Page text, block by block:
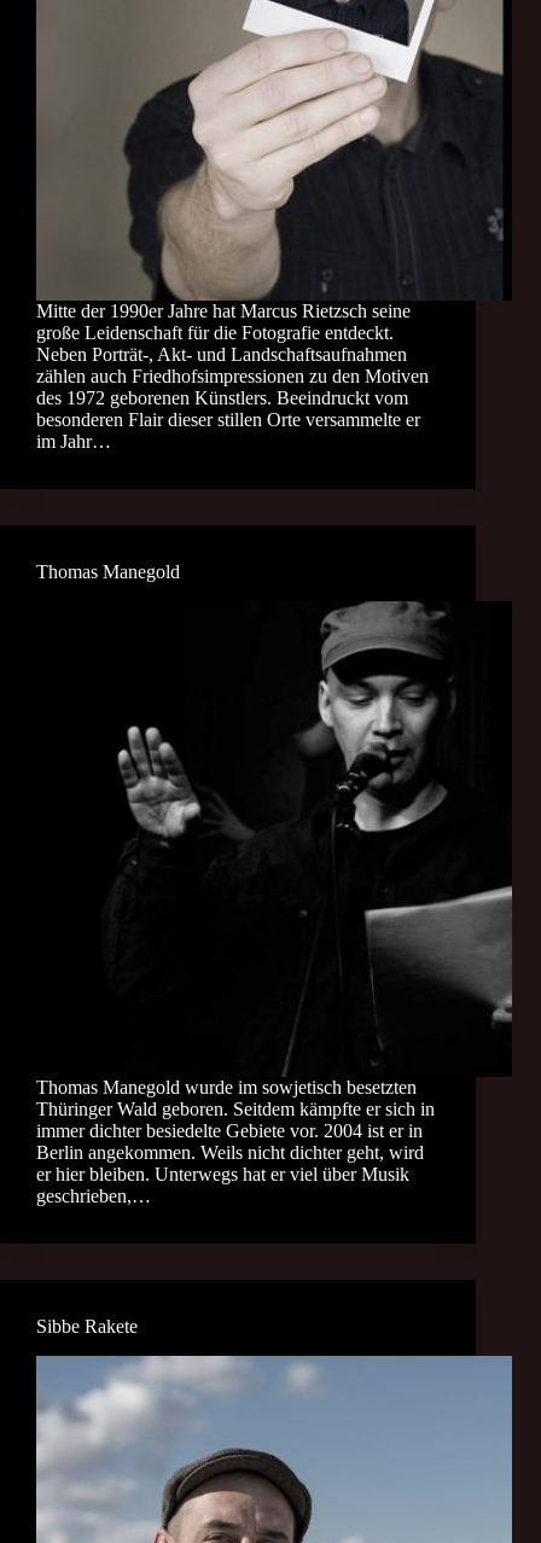
Mitte der 1990er Jahre hat Marcus Rietzsch seine
große Leidenschaft für die Fotografie entdeckt.
Neben Porträt-, Akt- und Landschaftsaufnahmen
zählen auch Friedhofsimpressionen zu den Motiven
des 1972 geborenen Künstlers. Beeindruckt vom
besonderen Flair dieser stillen Orte versammelte er
im Jahr…
Thomas Manegold
Thomas Manegold wurde im sowjetisch besetzten
Thüringer Wald geboren. Seitdem kämpfte er sich in
immer dichter besiedelte Gebiete vor. 2004 ist er in
Berlin angekommen. Weils nicht dichter geht, wird
er hier bleiben. Unterwegs hat er viel über Musik
geschrieben,…
Sibbe Rakete